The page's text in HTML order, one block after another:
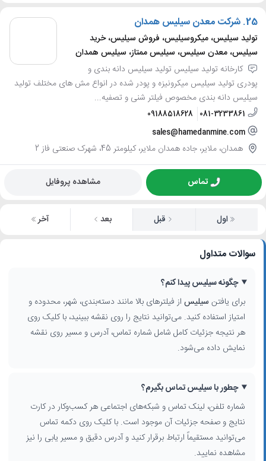
25. شرکت معدن سیلیس همدان
تولید سیلیس، میکروسیلیس، فروش سیلیس، خرید
سیلیس، معدن سیلیس، سیلیس ممتاز، سیلیس همدان
کارخانه تولید سیلیس تولید سیلیس دانه بندی و
پودری تولید سیلیس میکرونیزه و پودر شده در انواع مش های مختلف تولید
سیلیس دانه بندی مخصوص فیلتر شنی و تصفیه...
081-3233861
09188518628
sales@hamedanmine.com
همدان، ملایر، جاده همدان ملایر، کیلومتر 45، شهرک صنعتی فاز 2
تماس مشاهده پروفایل
اول قبل بعد آخر
سوالات متداول
چگونه سیلیس پیدا کنم؟
برای یافتن سیلیس از فیلترهای بالا مانند دسته‌بندی، شهر، محدوده و
امتیاز استفاده کنید. می‌توانید نتایج را روی نقشه ببینید، با کلیک روی
هر نتیجه جزئیات کامل شامل شماره تماس، آدرس و مسیر روی نقشه
نمایش داده می‌شود.
چطور با سیلیس تماس بگیرم؟
شماره تلفن، لینک تماس و شبکه‌های اجتماعی هر کسب‌وکار در کارت
نتایج و صفحه جزئیات آن موجود است. با کلیک روی دکمه تماس
می‌توانید مستقیماً ارتباط برقرار کنید و آدرس دقیق و مسیر یابی را نیز
مشاهده نمایید.